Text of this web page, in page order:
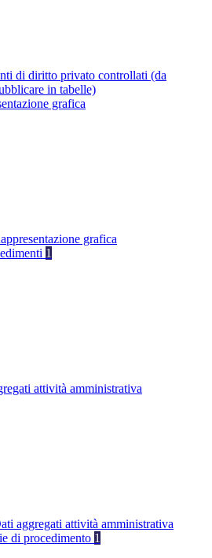
di diritto privato controllati (da
in tabelle)
grafica
grafica
1
attività amministrativa
aggregati attività amministrativa
di procedimento 1